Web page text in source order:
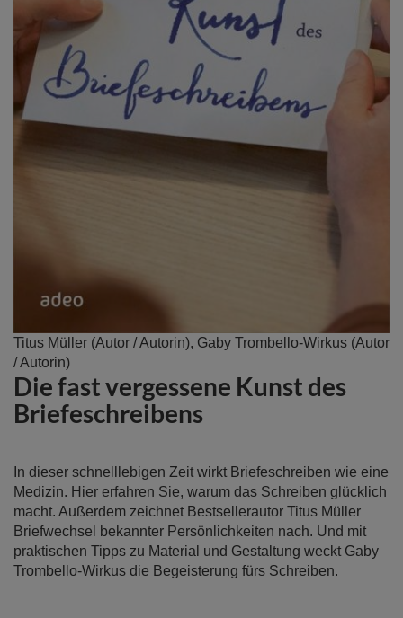
Titus Müller (Autor / Autorin), Gaby Trombello-Wirkus (Autor
/ Autorin)
Die fast vergessene Kunst des
Briefeschreibens
In dieser schnelllebigen Zeit wirkt Briefeschreiben wie eine
Medizin. Hier erfahren Sie, warum das Schreiben glücklich
macht. Außerdem zeichnet Bestsellerautor Titus Müller
Briefwechsel bekannter Persönlichkeiten nach. Und mit
praktischen Tipps zu Material und Gestaltung weckt Gaby
Trombello-Wirkus die Begeisterung fürs Schreiben.
Zum
Anfang
der
Bildergalerie
springen